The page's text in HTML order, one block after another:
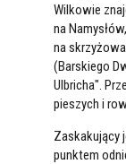
Wilkowie
na
na
(Barskiego
Ulbricha".
pieszych i
Zaskakujący
punktem